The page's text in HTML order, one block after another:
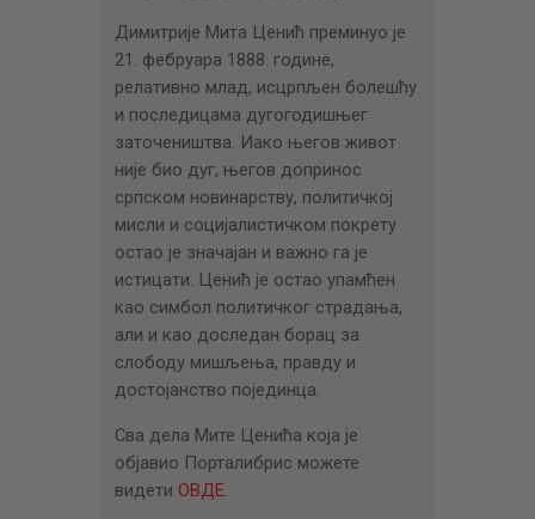
Димитрије Мита Ценић преминуо је
21. фебруара 1888. године,
релативно млад, исцрпљен болешћу
и последицама дугогодишњег
заточеништва. Иако његов живот
није био дуг, његов допринос
српском новинарству, политичкој
мисли и социјалистичком покрету
остао је значајан и важно га је
истицати. Ценић је остао упамћен
као симбол политичког страдања,
али и као доследан борац за
слободу мишљења, правду и
достојанство појединца.
Сва дела Мите Ценића која је
објавио Порталибрис можете
видети ОВДЕ.